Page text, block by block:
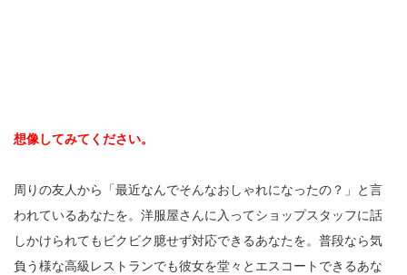
想像してみてください。
周りの友人から「最近なんでそんなおしゃれになったの？」と言
われているあなたを。洋服屋さんに入ってショップスタッフに話
しかけられてもビクビク臆せず対応できるあなたを。普段なら気
負う様な高級レストランでも彼女を堂々とエスコートできるあな